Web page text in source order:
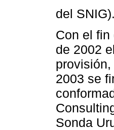
del SNIG).
Con el
de 2002
2003 se
Sonda